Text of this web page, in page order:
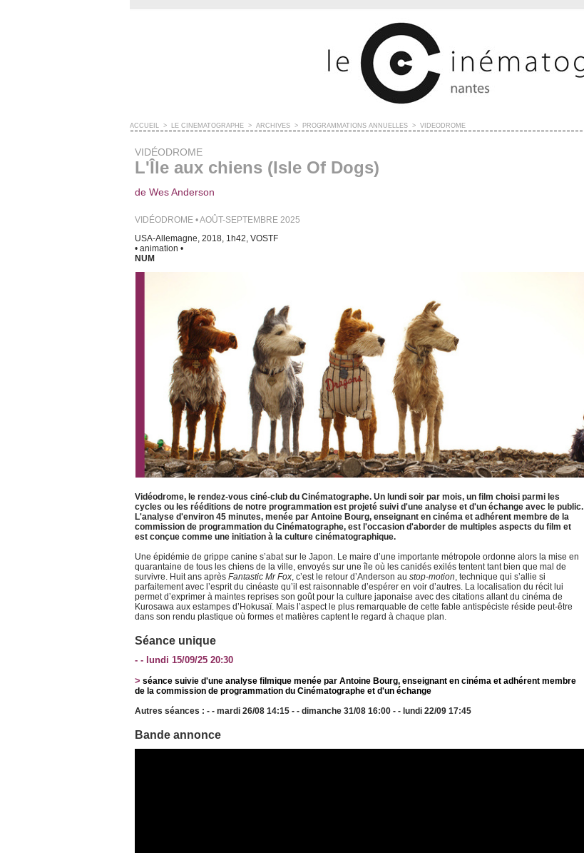
ACCUEIL > LE CINÉMATOGRAPHE > ARCHIVES > PROGRAMMATIONS ANNUELLES > VIDÉODROME
VIDÉODROME
L'Île aux chiens (Isle Of Dogs)
de Wes Anderson
VIDÉODROME • AOÛT-SEPTEMBRE 2025
USA-Allemagne, 2018, 1h42, VOSTF
• animation •
NUM
Vidéodrome, le rendez-vous ciné-club du Cinématographe. Un lundi soir par mois, un film choisi parmi les
cycles ou les rééditions de notre programmation est projeté suivi d'une analyse et d'un échange avec le public.
L'analyse d'environ 45 minutes, menée par Antoine Bourg, enseignant en cinéma et adhérent membre de la
commission de programmation du Cinématographe, est l'occasion d'aborder de multiples aspects du film et
est conçue comme une initiation à la culture cinématographique.
Une épidémie de grippe canine s’abat sur le Japon. Le maire d’une importante métropole ordonne alors la mise en
quarantaine de tous les chiens de la ville, envoyés sur une île où les canidés exilés tentent tant bien que mal de
survivre. Huit ans après Fantastic Mr Fox , c’est le retour d’Anderson au stop-motion , technique qui s’allie si
parfaitement avec l’esprit du cinéaste qu’il est raisonnable d’espérer en voir d’autres. La localisation du récit lui
permet d’exprimer à maintes reprises son goût pour la culture japonaise avec des citations allant du cinéma de
Kurosawa aux estampes d’Hokusaï. Mais l’aspect le plus remarquable de cette fable antispéciste réside peut-être
dans son rendu plastique où formes et matières captent le regard à chaque plan.
Séance unique
- - lundi 15/09/25 20:30
> séance suivie d'une analyse filmique menée par Antoine Bourg, enseignant en cinéma et adhérent membre
de la commission de programmation du Cinématographe et d'un échange
Autres séances : - - mardi 26/08 14:15 - - dimanche 31/08 16:00 - - lundi 22/09 17:45
Bande annonce